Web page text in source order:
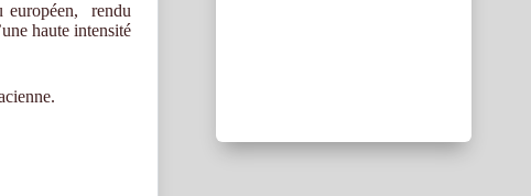
européen,
rendu
haute intensité